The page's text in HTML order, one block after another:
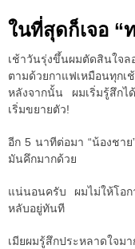
ในที่สุดก็เจอ “
เช้าวันรุ่งขึ้นผมตัดสินใจ
ตามด้วยกาแฟเหมือนทุกเ
หลังจากนั้น ผมเริ่มรู้สึกไ
เริ่มขยายตัว!
อีก 5 นาทีต่อมา “น้องชา
มันคึกมากด้วย
แน่นอนครับ ผมไม่ให้โอ
หลับอยู่ทันที
เมียผมรู้สึกประหลาดใจม